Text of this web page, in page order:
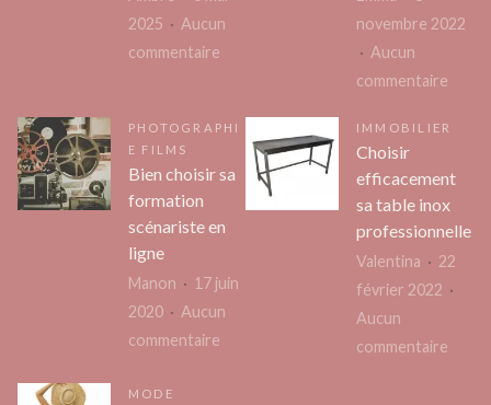
légal
2025
Aucun
commentaire
pour
mariage
émerveillez
jeunes
mariés
novembre 2022
Aucun
commentaire
il
PHOTOGRAPHI
E FILMS
Bien choisir sa
formation
scénariste en
ligne
Manon
17 juin
2020
Aucun
commentaire
IMMOBILIER
Choisir
efficacement
sa table inox
professionnelle
Valentina
22
février 2022
Aucun
commentaire
MODE